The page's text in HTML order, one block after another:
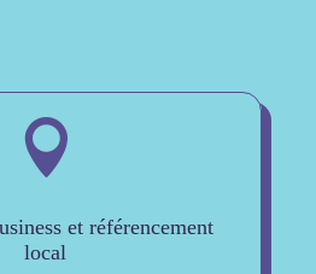

et référencement
local